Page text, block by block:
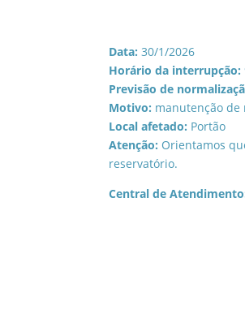
Data:30/1/2026
Horário da interrupção:
Previsão de
Motivo: manutenção de
Local afetado: Portão
Atenção: Orientamos
reservatório.
Central de